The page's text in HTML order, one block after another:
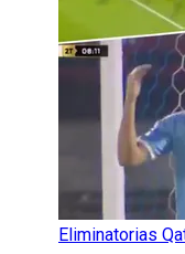
Eliminatorias